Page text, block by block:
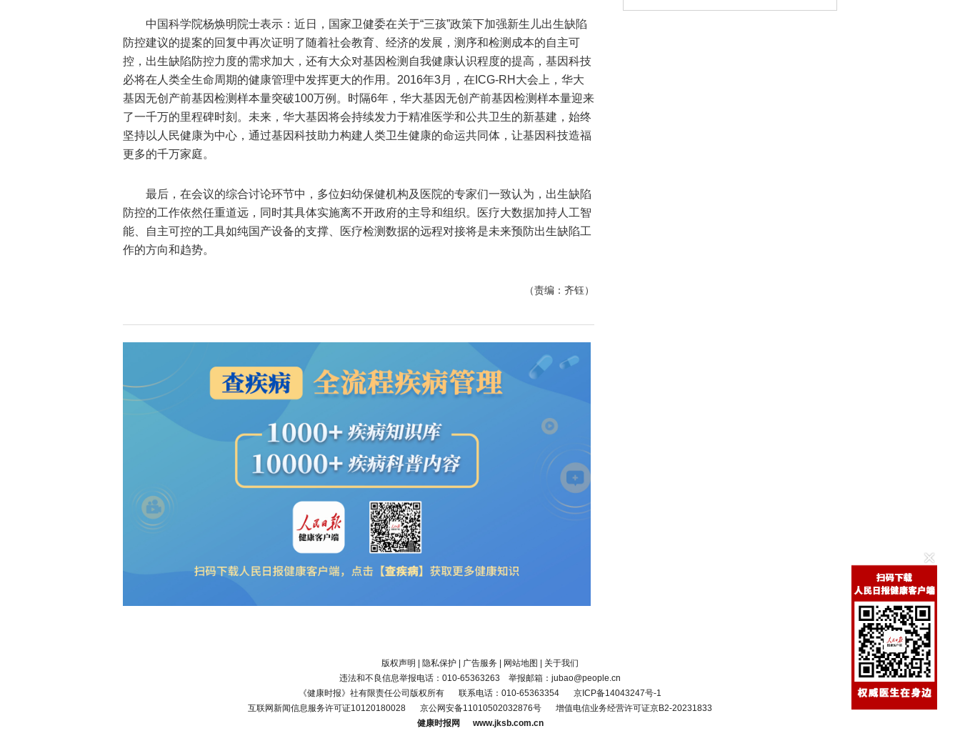
中国科学院杨焕明院士表示：近日，国家卫健委在关于“三孩”政策下加强新生儿出生缺陷
防控建议的提案的回复中再次证明了随着社会教育、经济的发展，测序和检测成本的自主可
控，出生缺陷防控力度的需求加大，还有大众对基因检测自我健康认识程度的提高，基因科技
必将在人类全生命周期的健康管理中发挥更大的作用。2016年3月，在ICG-RH大会上，华大
基因无创产前基因检测样本量突破100万例。时隔6年，华大基因无创产前基因检测样本量迎来
了一千万的里程碑时刻。未来，华大基因将会持续发力于精准医学和公共卫生的新基建，始终
坚持以人民健康为中心，通过基因科技助力构建人类卫生健康的命运共同体，让基因科技造福
更多的千万家庭。
最后，在会议的综合讨论环节中，多位妇幼保健机构及医院的专家们一致认为，出生缺陷
防控的工作依然任重道远，同时其具体实施离不开政府的主导和组织。医疗大数据加持人工智
能、自主可控的工具如纯国产设备的支撑、医疗检测数据的远程对接将是未来预防出生缺陷工
作的方向和趋势。
（责编：齐钰）
版权声明 | 隐私保护 | 广告服务 | 网站地图 | 关于我们
违法和不良信息举报电话：010-65363263 举报邮箱：jubao@people.cn
《健康时报》社有限责任公司版权所有
联系电话：010-65363354
京ICP备14043247号-1
互联网新闻信息服务许可证10120180028
京公网安备11010502032876号
增值电信业务经营许可证京B2-20231833
健康时报网 www.jksb.com.cn